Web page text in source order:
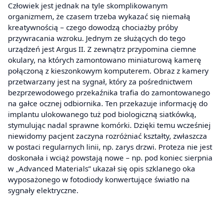
Człowiek jest jednak na tyle skomplikowanym
organizmem, że czasem trzeba wykazać się niemałą
kreatywnością – czego dowodzą chociażby próby
przywracania wzroku. Jednym ze służących do tego
urządzeń jest Argus II. Z zewnątrz przypomina ciemne
okulary, na których zamontowano miniaturową kamerę
połączoną z kieszonkowym komputerem. Obraz z kamery
przetwarzany jest na sygnał, który za pośrednictwem
bezprzewodowego przekaźnika trafia do zamontowanego
na gałce ocznej odbiornika. Ten przekazuje informację do
implantu ulokowanego tuż pod biologiczną siatkówką,
stymulując nadal sprawne komórki. Dzięki temu wcześniej
niewidomy pacjent zaczyna rozróżniać kształty, zwłaszcza
w postaci regularnych linii, np. zarys drzwi. Proteza nie jest
doskonała i wciąż powstają nowe – np. pod koniec sierpnia
w „Advanced Materials” ukazał się opis szklanego oka
wyposażonego w fotodiody konwertujące światło na
sygnały elektryczne.